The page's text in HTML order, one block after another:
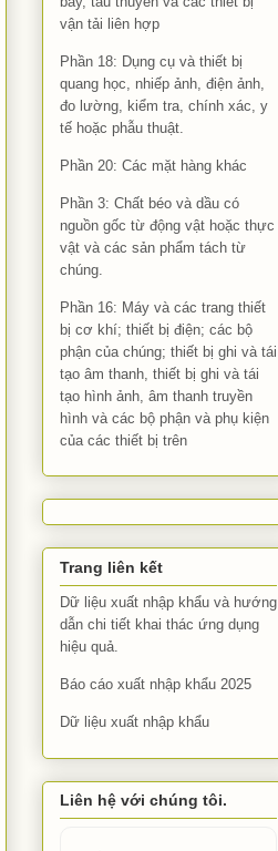
vận tải liên hợp
Phần 18: Dụng cụ và thiết bị
quang học, nhiếp ảnh, điện ảnh,
đo lường, kiểm tra, chính xác, y
tế hoặc phẫu thuật.
Phần 20: Các mặt hàng khác
Phần 3: Chất béo và dầu có
nguồn gốc từ động vật hoặc thực
vật và các sản phẩm tách từ
chúng.
Phần 16: Máy và các trang thiết
bị cơ khí; thiết bị điện; các bộ
phận của chúng; thiết bị ghi và tái
tạo âm thanh, thiết bị ghi và tái
tạo hình ảnh, âm thanh truyền
hình và các bộ phận và phụ kiện
của các thiết bị trên
Trang liên kết
Dữ liệu xuất nhập khẩu và hướng
dẫn chi tiết khai thác ứng dụng
hiệu quả.
Báo cáo xuất nhập khẩu 2025
Dữ liệu xuất nhập khẩu
Liên hệ với chúng tôi.